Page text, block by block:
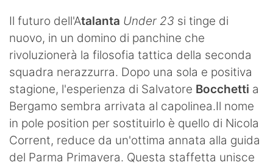
Il futuro dell'Atalanta Under 23 si tinge di
nuovo, in un domino di panchine che
rivoluzionerà la filosofia tattica della seconda
squadra nerazzurra. Dopo una sola e positiva
stagione, l'esperienza di Salvatore Bocchetti a
Bergamo sembra arrivata al capolinea.Il nome
in pole position per sostituirlo è quello di Nicola
Corrent, reduce da un'ottima annata alla guida
del Parma Primavera. Questa staffetta unisce